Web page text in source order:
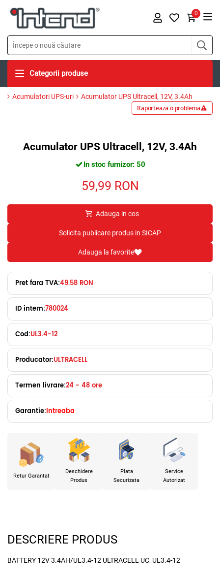
0
Categorii produse
Acumulatori UPS-uri Acumulator UPS Ultracell, 12V, 3.4Ah
Raporteaza o problema
Acumulator UPS Ultracell, 12V, 3.4Ah
In stoc furnizor: 50
59,99 RON
Adauga in cos
Solicita publicare produs in SICAP
Adauga la favorite
Pret fara TVA:49.58 RON
ID intern:780024
Cod:UL3.4-12
Producator:ULTRACELL
Termen livrare:24 - 48 ore
Garantie:Intreaba
Retur Garantat
Deschidere
Produs
Plata
Securizata
Service
Autorizat
DESCRIERE PRODUS
BATTERY 12V 3.4AH/UL3.4-12 ULTRACELL UC_UL3.4-12